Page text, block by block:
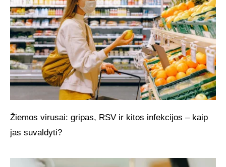
Žiemos virusai: gripas, RSV ir kitos infekcijos – kaip
jas suvaldyti?